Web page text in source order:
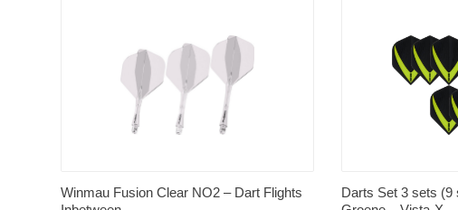
Winmau Fusion Clear NO2 – Dart Flights
Darts Set 3 sets (9